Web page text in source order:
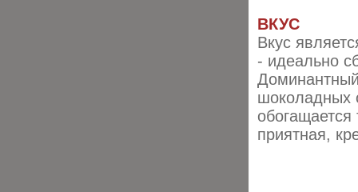
ВКУС
Вкус
- идеально
шоколадных
приятная,